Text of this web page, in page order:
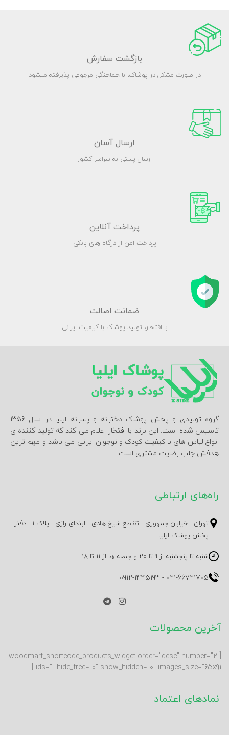
بازگشت سفارش
در صورت مشکل در پوشاک، با هماهنگی مرجوعی پذیرفته میشود
ارسال آسان
ارسال پستی به سراسر کشور
پرداخت آنلاین
پرداخت امن از درگاه های بانکی
ضمانت اصالت
با افتخار، تولید پوشاک با کیفیت ایرانی
گروه تولیدی و پخش پوشاک دخترانه و پسرانه ایلیا در سال 1356
تاسیس شده است. این برند با افتخار اعلام می کند که تولید کننده ی
انواع لباس های با کیفیت کودک و نوجوان ایرانی می باشد و مهم ترین
هدفش جلب رضایت مشتری است.
راه‌های ارتباطی
تهران - خیابان جمهوری - تقاطع شیخ هادی - ابتدای رازی - پلاک 1 - دفتر
پخش پوشاک ایلیا
شنبه تا پنجشنبه از 9 تا 20 و جمعه ها از 11 تا 18
021-66721705
-
0912-1445193
آخرین محصولات
[woodmart_shortcode_products_widget order="desc" number="2"
ids="" hide_free="0" show_hidden="0" images_size="65x91"]
نمادهای اعتماد